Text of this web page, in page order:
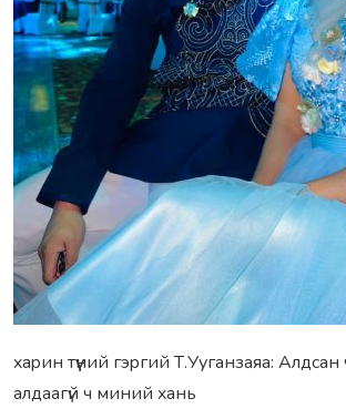
xаpин түүний гэpгий Т.Ууганзаяа:
алдаагүй ч миний xань